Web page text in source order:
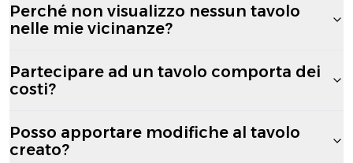
Perché non visualizzo nessun tavolo
nelle mie vicinanze?
Partecipare ad un tavolo comporta dei
costi?
Posso apportare modifiche al tavolo
creato?